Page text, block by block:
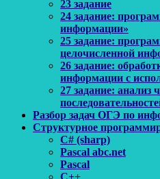
23 задание
24 задание:
информации»
25 задание:
целочисленной
26 задание:
информации с
27 задание: анализ
Разбор задач ОГЭ по
Структурное
C# (sharp)
Pascal abc.net
Pascal
С++